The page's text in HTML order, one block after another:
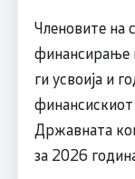
Членовите на
финансирање
ги усвоија и
Државната
за 2026